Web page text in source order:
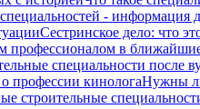
- информация
Сестринское дело: что
профессионалом в
специальности после
профессии кинологаНужны
строительные